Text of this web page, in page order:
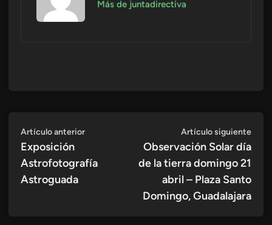
Más de juntadirectiva
Navegación
de
entradas
Artículo anteriorArtículo
Exposición
Astrofotografía
Astroguada
Artículo siguiente
Observación Solar día
de la tierra domingo 21
abril – Plaza Santo
Domingo, Guadalajara